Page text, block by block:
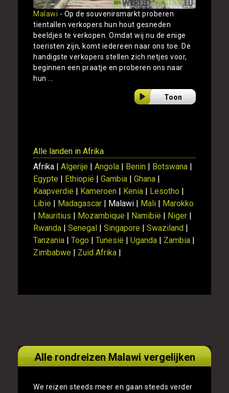
Malawi - Op de souvenirsmarkt proberen
tientallen verkopers hun hout gesneden
beeldjes te verkopen. Omdat wij nu de enige
toeristen zijn, komt iedereen naar ons toe. De
handigste verkopers stellen zich netjes voor,
beginnen een praatje en proberen ons naar
hun ...
Toon
Alle landen in Afrika
Afrika | Algerije | Angola | Benin | Botswana |
Egypte | Ethiopië | Gambia | Ghana |
Kaapverdië | Kameroen | Kenia | Lesotho |
Libie | Madagascar | Malawi | Mali | Marokko
| Mauritius | Mozambique | Namibië | Niger |
Rwanda | Senegal | Singapore | Swaziland |
Tanzania | Togo | Tunesië | Uganda | Zambia |
Zimbabwe | Zuid Afrika |
Alle rondreizen Malawi vergelijken
We reizen steeds meer en gaan steeds verder